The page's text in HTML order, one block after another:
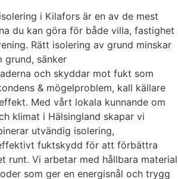
i Kilafors är en av de mest
du kan göra för både villa, fastighet
Rätt isolering av grund minskar
grund, sänker
och skyddar mot fukt som
& mögelproblem, kall källare
Med vårt lokala kunnande om
klimat i Hälsingland skapar vi
utvändig isolering,
fuktskydd för att förbättra
runt. Vi arbetar med hållbara material
som ger en energisnål och trygg